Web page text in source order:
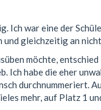
Ich war eine der
gleichzeitig an
möchte,
Ich habe die eher
durchnummeriert.
mehr, auf Platz 1